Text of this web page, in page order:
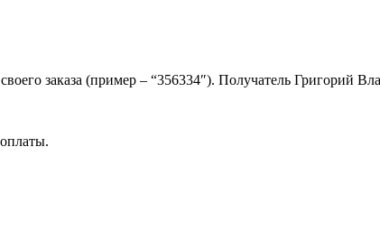
заказа (пример – “356334″). Получатель Григорий